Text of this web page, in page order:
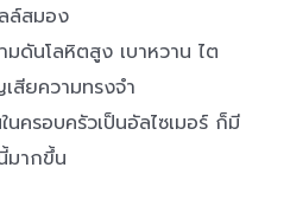
ล์สมอง
มดันโลหิตสูง เบาหวาน ไต
สียความทรงจำ
ครอบครัวเป็นอัลไซเมอร์ ก็มี
มากขึ้น